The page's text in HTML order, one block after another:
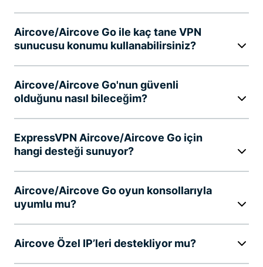
Aircove/Aircove Go ile kaç tane VPN
sunucusu konumu kullanabilirsiniz?
Aircove/Aircove Go'nun güvenli
olduğunu nasıl bileceğim?
ExpressVPN Aircove/Aircove Go için
hangi desteği sunuyor?
Aircove/Aircove Go oyun konsollarıyla
uyumlu mu?
Aircove Özel IP’leri destekliyor mu?